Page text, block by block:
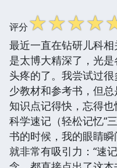
评分☆☆☆☆
最近一直在钻研儿科
是太博大精深了，光
头疼的了。我尝试过
少教材和参考书，但
知识点记得快，忘得
科学速记（轻松记忆“
书的时候，我的眼睛
就非常有吸引力：“速